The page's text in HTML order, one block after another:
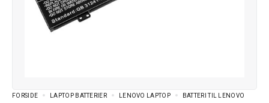
FORSIDE LAPTOP BATTERIER LENOVO LAPTOP
BATTERI TIL LENOVO